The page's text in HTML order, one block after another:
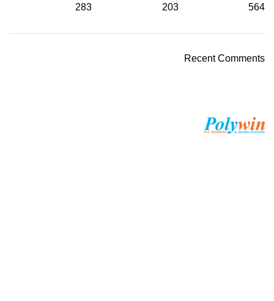
564
203
283
Recent Comments